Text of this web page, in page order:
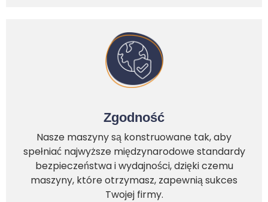
Zgodność
Nasze maszyny są konstruowane tak, aby
spełniać najwyższe międzynarodowe standardy
bezpieczeństwa i wydajności, dzięki czemu
maszyny, które otrzymasz, zapewnią sukces
Twojej firmy.